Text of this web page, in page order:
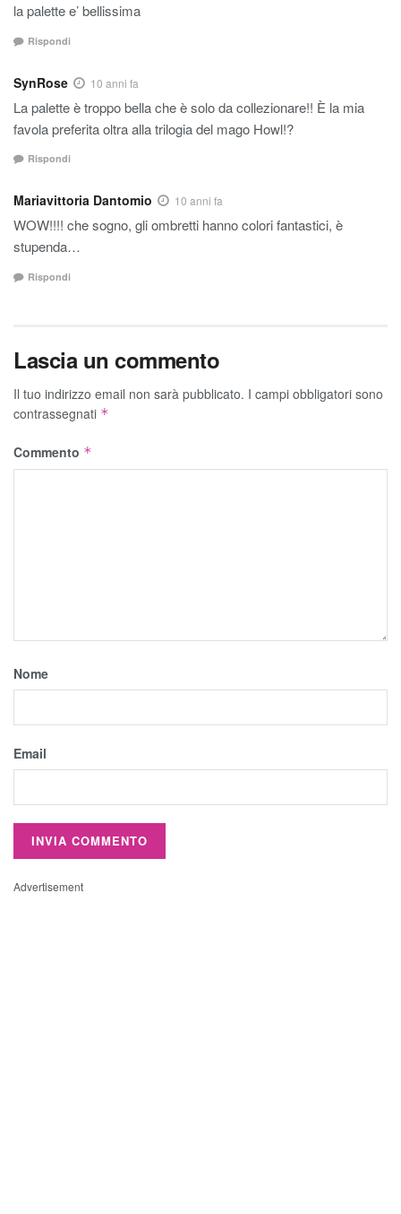
la palette e’ bellissima
Rispondi
SynRose 10 anni fa
La palette è troppo bella che è solo da collezionare!! È la mia
favola preferita oltra alla trilogia del mago Howl!?
Rispondi
Mariavittoria Dantomio 10 anni fa
WOW!!!! che sogno, gli ombretti hanno colori fantastici, è
stupenda…
Rispondi
Lascia un commento
Il tuo indirizzo email non sarà pubblicato. I campi obbligatori sono
contrassegnati *
Commento *
Nome
Email
Advertisement